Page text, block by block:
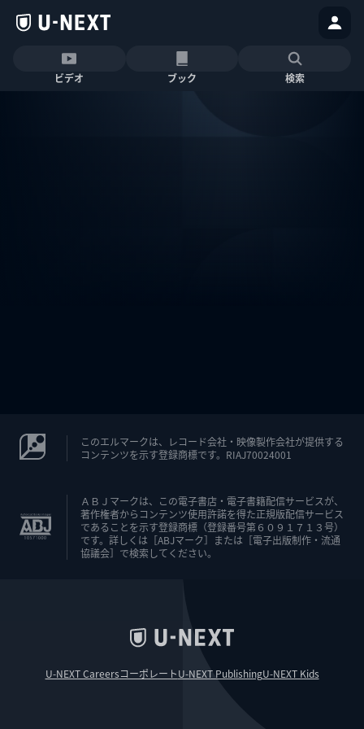
ビデオ ブック 検索
このエルマークは、レコード会社・映像製作会社が提供する
コンテンツを示す登録商標です。RIAJ70024001
ＡＢＪマークは、この電子書店・電子書籍配信サービスが、
著作権者からコンテンツ使用許諾を得た正規版配信サービス
であることを示す登録商標（登録番号第６０９１７１３号）
です。詳しくは［ABJマーク］または［電子出版制作・流通
協議会］で検索してください。
U-NEXT CareersコーポレートU-NEXT PublishingU-NEXT Kids